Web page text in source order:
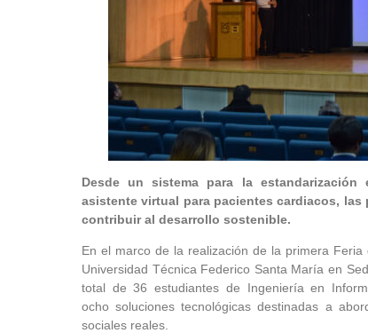
Desde
un sistema para la
asistente virtual para pacientes cardiacos,
contribuir al desarrollo sostenible.
En el marco de la realización de la primera Feria
Universidad Técnica Federico Santa María en
total de 36 estudiantes de Ingeniería en
ocho soluciones tecnológicas destinadas a
sociales reales.